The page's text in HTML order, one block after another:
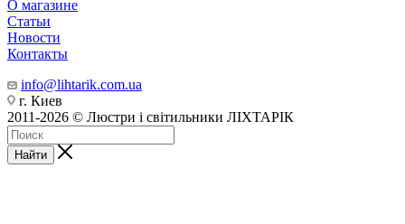
О магазине
Статьи
Новости
Контакты
info@lihtarik.com.ua
г. Киев
2011-2026 © Люстри і світильники ЛІХТАРІК
Найти